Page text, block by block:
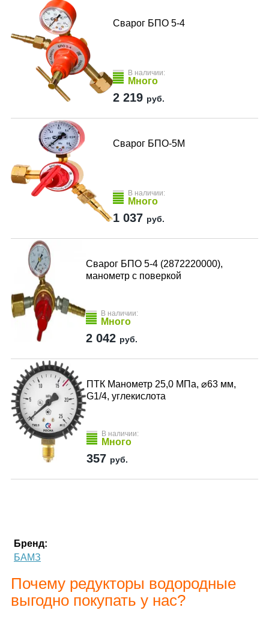
Сварог БПО 5-4
В наличии:
Много
2 219 руб.
Сварог БПО-5М
В наличии:
Много
1 037 руб.
Сварог БПО 5-4 (2872220000),
манометр с поверкой
В наличии:
Много
2 042 руб.
ПТК Манометр 25,0 МПа, ⌀63 мм,
G1/4, углекислота
В наличии:
Много
357 руб.
Бренд:
БАМЗ
Почему редукторы водородные
выгодно покупать у нас?